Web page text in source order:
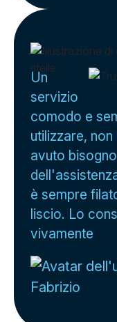
Un
servizio
comodo e
utilizzare, non
avuto bisogno
è sempre
liscio. Lo
vivamente
Fabrizio